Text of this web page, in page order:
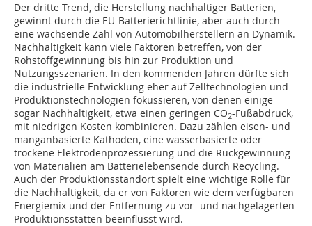
Der dritte Trend, die Herstellung nachhaltiger Batterien,
gewinnt durch die EU-Batterierichtlinie, aber auch durch
eine wachsende Zahl von Automobilherstellern an Dynamik.
Nachhaltigkeit kann viele Faktoren betreffen, von der
Rohstoffgewinnung bis hin zur Produktion und
Nutzungsszenarien. In den kommenden Jahren dürfte sich
die industrielle Entwicklung eher auf Zelltechnologien und
Produktionstechnologien fokussieren, von denen einige
sogar Nachhaltigkeit, etwa einen geringen CO2-Fußabdruck,
mit niedrigen Kosten kombinieren. Dazu zählen eisen- und
manganbasierte Kathoden, eine wasserbasierte oder
trockene Elektrodenprozessierung und die Rückgewinnung
von Materialien am Batterielebensende durch Recycling.
Auch der Produktionsstandort spielt eine wichtige Rolle für
die Nachhaltigkeit, da er von Faktoren wie dem verfügbaren
Energiemix und der Entfernung zu vor- und nachgelagerten
Produktionsstätten beeinflusst wird.